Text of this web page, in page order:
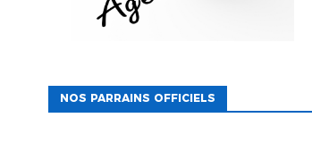
NOS PARRAINS OFFICIELS